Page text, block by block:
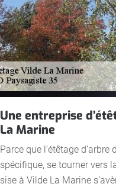
Une entreprise
La Marine
Parce que l’étêtage
spécifique, se tourner vers
sise à Vilde La Marine